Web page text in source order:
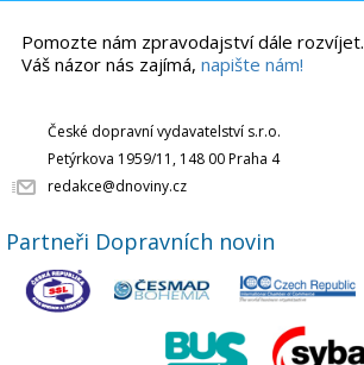
Pomozte nám zpravodajství dále rozvíjet.
Váš názor nás zajímá, napište nám!
České dopravní vydavatelství s.r.o.
Petýrkova 1959/11, 148 00 Praha 4
redakce@dnoviny.cz
Partneři Dopravních novin